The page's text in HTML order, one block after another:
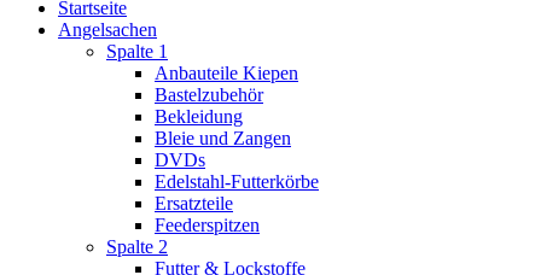
Startseite
Angelsachen
Spalte 1
Anbauteile Kiepen
Bastelzubehör
Bekleidung
Bleie und Zangen
DVDs
Edelstahl-Futterkörbe
Ersatzteile
Feederspitzen
Spalte 2
Futter & Lockstoffe